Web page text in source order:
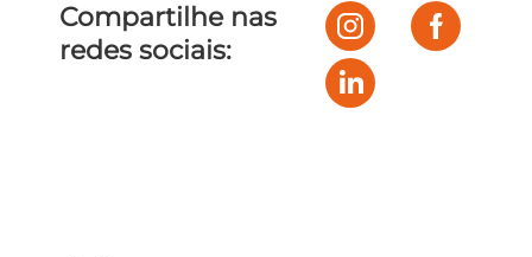
Compartilhe nas
redes sociais: